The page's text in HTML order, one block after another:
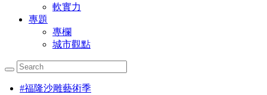
軟實力
專題
專欄
城市觀點
#福隆沙雕藝術季